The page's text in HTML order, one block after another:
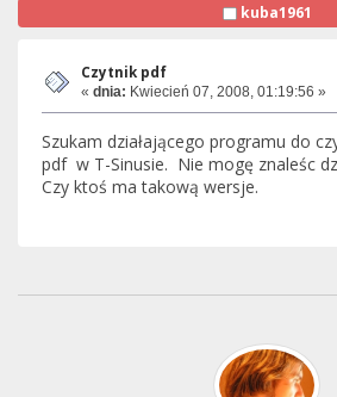
kuba1961
Czytnik pdf
« dnia: Kwiecień 07, 2008, 01:19:56 »
Szukam działającego programu do
pdf w T-Sinusie. Nie mogę znaleśc
Czy ktoś ma takową wersje.